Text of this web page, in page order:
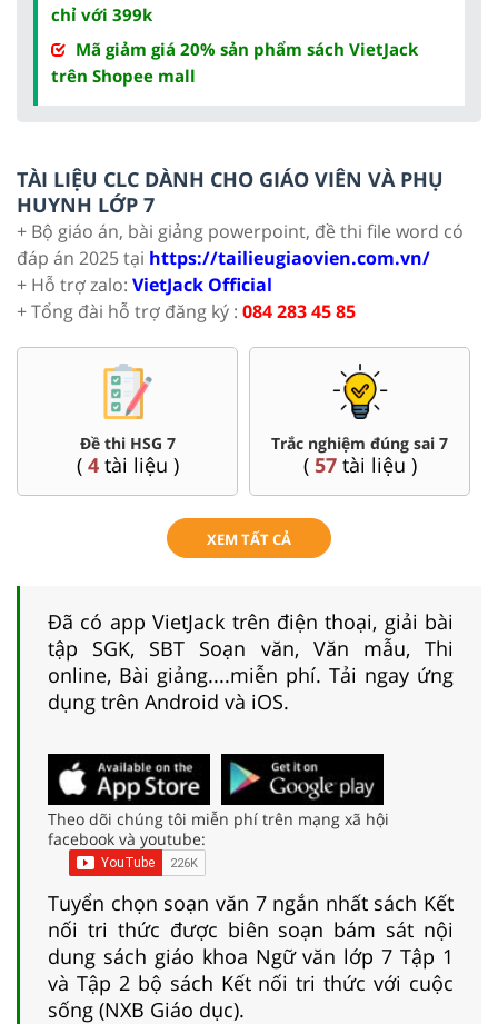
chỉ với 399k
Mã giảm giá 20% sản phẩm sách VietJack
trên Shopee mall
TÀI LIỆU CLC DÀNH CHO GIÁO VIÊN VÀ PHỤ
HUYNH LỚP 7
+ Bộ giáo án, bài giảng powerpoint, đề thi file word có
đáp án 2025 tại https://tailieugiaovien.com.vn/
+ Hỗ trợ zalo: VietJack Official
+ Tổng đài hỗ trợ đăng ký : 084 283 45 85
Đề thi HSG 7
( 4tài liệu )
Trắc nghiệm đúng sai 7
( 57tài liệu )
XEM TẤT CẢ
Đã có app VietJack trên điện thoại, giải bài
tập SGK, SBT Soạn văn, Văn mẫu, Thi
online, Bài giảng....miễn phí. Tải ngay ứng
dụng trên Android và iOS.
Theo dõi chúng tôi miễn phí trên mạng xã hội
facebook và youtube:
Tuyển chọn soạn văn 7 ngắn nhất sách Kết
nối tri thức được biên soạn bám sát nội
dung sách giáo khoa Ngữ văn lớp 7 Tập 1
và Tập 2 bộ sách Kết nối tri thức với cuộc
sống (NXB Giáo dục).